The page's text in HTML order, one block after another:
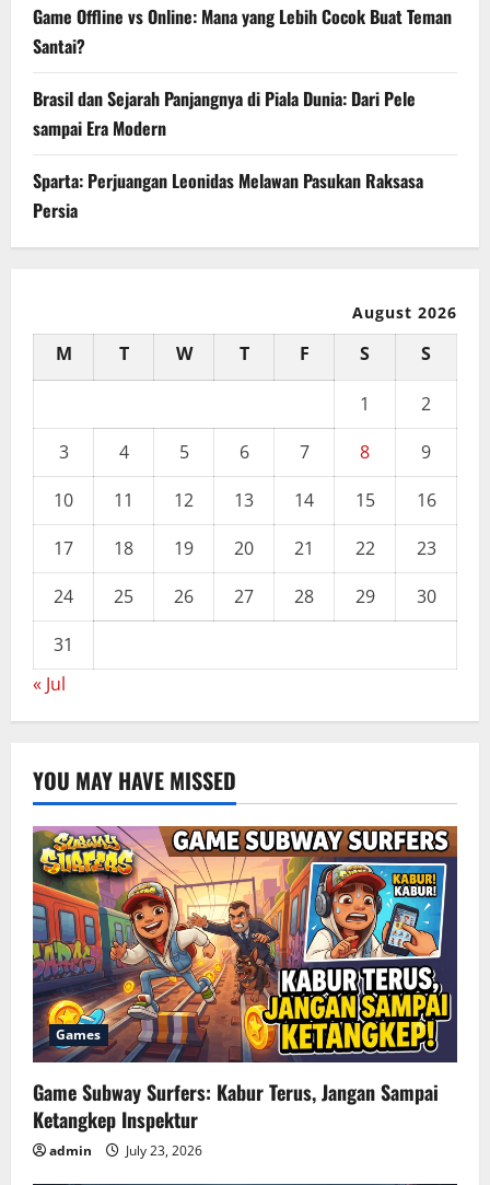
Game Offline vs Online: Mana yang Lebih Cocok Buat Teman
Santai?
Brasil dan Sejarah Panjangnya di Piala Dunia: Dari Pele
sampai Era Modern
Sparta: Perjuangan Leonidas Melawan Pasukan Raksasa
Persia
August 2026
M T W T F S S
1
2
3
4 5 6 7 8
9
10
11 12 13 14 15
16
17
18 19 20 21 22
23
24
25 26 27 28 29
30
31
« Jul
YOU MAY HAVE MISSED
Games
Game Subway Surfers: Kabur Terus, Jangan Sampai
Ketangkep Inspektur
admin July 23, 2026